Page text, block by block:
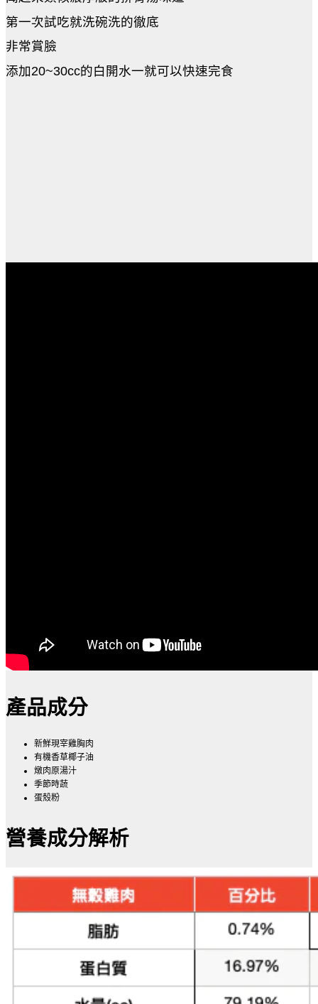
第一次試吃就洗碗洗的徹底
非常賞臉
添加20~30cc的白開水一就可以快速完食
產品成分
新鮮現宰雞胸肉
有機香草椰子油
燉肉原湯汁
季節時蔬
蛋殼粉
營養成分解析